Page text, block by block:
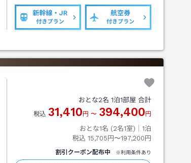
新幹線・JR
付きプラン
航空券
付きプラン
おとな2名 1泊1部屋 合計
税込 31,410 円 〜 394,400 円
おとな1名 (2名1室)｜ 1泊
税込 15,705円〜197,200円
割引クーポン配布中 ※利用条件あり